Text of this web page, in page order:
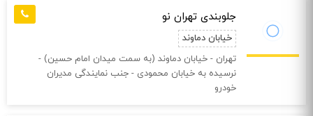
جلوبندی تهران نو
خیابان دماوند
تهران - خیابان دماوند (به سمت میدان امام حسین) -
نرسیده به خیابان محمودی - جنب نمایندگی مدیران
خودرو